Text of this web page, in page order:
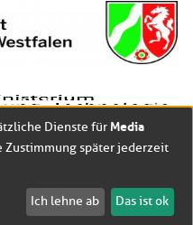
Dienste für Media
Zustimmung später jederzeit
Ich lehne ab Das ist ok